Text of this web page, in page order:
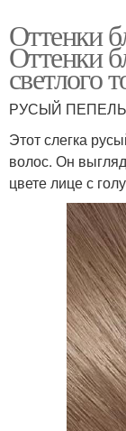
Оттенки
Оттенки
светлого
РУСЫЙ
Этот слегка
волос. Он
цвете лице с